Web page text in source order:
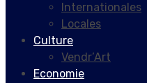
Internationales
Locales
Culture
Vendr’Art
Economie